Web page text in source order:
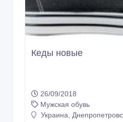
Кеды новые
26/09/2018
Мужская обувь
Украина,